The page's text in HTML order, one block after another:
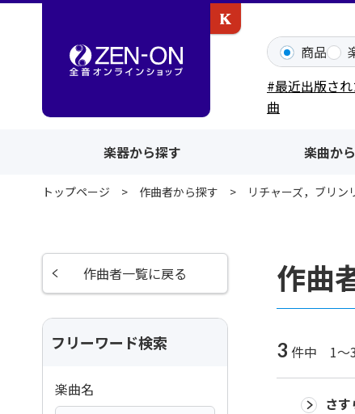
商品
#最近出版さ
曲
楽器から探す 楽曲か
トップページ 作曲者から探す リチャーズ，ブリン
作曲
3 件中 1～
さ
作曲者一覧に戻る
フリーワード検索
楽曲名